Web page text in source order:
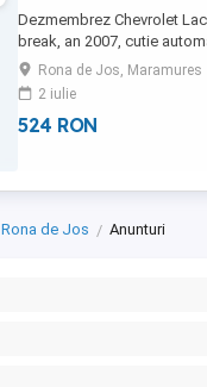
Dezmembrez Chevrolet
break, an 2007, cutie
260.000.
Rona de Jos, Maramures
2 iulie
524 RON
Rona de Jos Anunturi